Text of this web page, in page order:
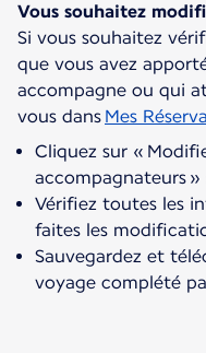
Vous souhaitez
Si vous souhaitez
que vous avez
accompagne ou qui
vous dans Mes
Cliquez sur «
accompagnateurs
Vérifiez toutes les
faites les
Sauvegardez et
voyage complété